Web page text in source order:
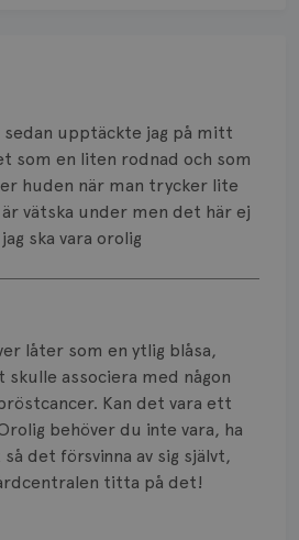
sedan upptäckte jag på mitt
som en liten rodnad och som
huden när man trycker lite
vätska under men det här ej
ska vara orolig
låter som en ytlig blåsa,
skulle associera med någon
Kan det vara ett
behöver du inte vara, ha
det försvinna av sig självt,
titta på det!